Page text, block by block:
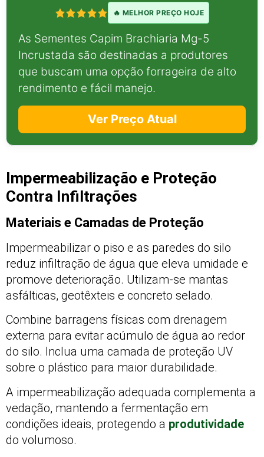
🔥 MELHOR PREÇO HOJE
As Sementes Capim Brachiaria Mg-5
Incrustada são destinadas a produtores
que buscam uma opção forrageira de alto
rendimento e fácil manejo.
Ver Preço Atual
Impermeabilização e Proteção
Contra Infiltrações
Materiais e Camadas de Proteção
Impermeabilizar o piso e as paredes do silo
reduz infiltração de água que eleva umidade e
promove deterioração. Utilizam-se mantas
asfálticas, geotêxteis e concreto selado.
Combine barragens físicas com drenagem
externa para evitar acúmulo de água ao redor
do silo. Inclua uma camada de proteção UV
sobre o plástico para maior durabilidade.
A impermeabilização adequada complementa a
vedação, mantendo a fermentação em
condições ideais, protegendo a produtividade
do volumoso.